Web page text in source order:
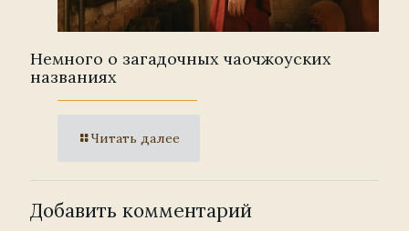
Немного о загадочных чаочжоуских
названиях
Читать далее
Добавить комментарий